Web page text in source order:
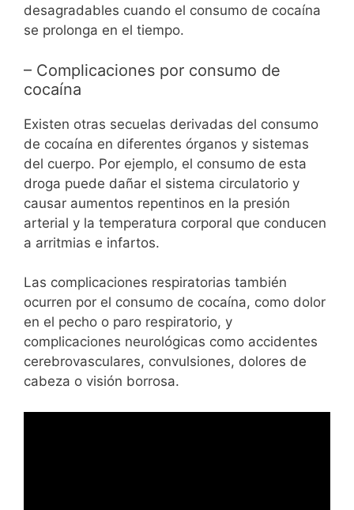
desagradables cuando el consumo de cocaína
se prolonga en el tiempo.
– Complicaciones por consumo de
cocaína
Existen otras secuelas derivadas del consumo
de cocaína en diferentes órganos y sistemas
del cuerpo. Por ejemplo, el consumo de esta
droga puede dañar el sistema circulatorio y
causar aumentos repentinos en la presión
arterial y la temperatura corporal que conducen
a arritmias e infartos.
Las complicaciones respiratorias también
ocurren por el consumo de cocaína, como dolor
en el pecho o paro respiratorio, y
complicaciones neurológicas como accidentes
cerebrovasculares, convulsiones, dolores de
cabeza o visión borrosa.